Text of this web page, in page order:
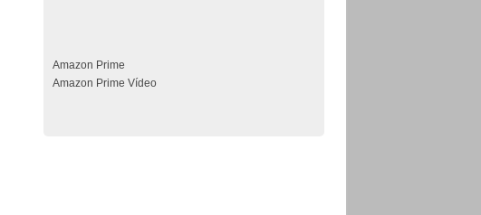
Amazon Prime
Amazon Prime Vídeo